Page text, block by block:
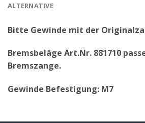
ALTERNATIVE
Bitte Gewinde mit der
Bremsbeläge Art.Nr. 881710
Bremszange.
Gewinde Befestigung: M7